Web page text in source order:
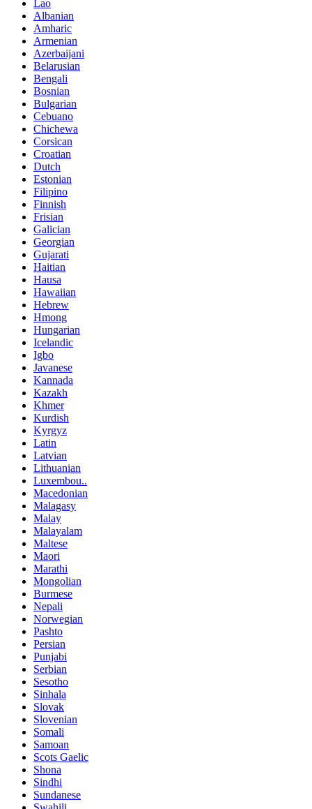
Lao
Albanian
Amharic
Armenian
Azerbaijani
Belarusian
Bengali
Bosnian
Bulgarian
Cebuano
Chichewa
Corsican
Croatian
Dutch
Estonian
Filipino
Finnish
Frisian
Galician
Georgian
Gujarati
Haitian
Hausa
Hawaiian
Hebrew
Hmong
Hungarian
Icelandic
Igbo
Javanese
Kannada
Kazakh
Khmer
Kurdish
Kyrgyz
Latin
Latvian
Lithuanian
Luxembou..
Macedonian
Malagasy
Malay
Malayalam
Maltese
Maori
Marathi
Mongolian
Burmese
Nepali
Norwegian
Pashto
Persian
Punjabi
Serbian
Sesotho
Sinhala
Slovak
Slovenian
Somali
Samoan
Scots Gaelic
Shona
Sindhi
Sundanese